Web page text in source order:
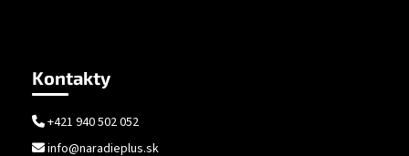
Kontakty
+421 940 502 052
info@naradieplus.sk